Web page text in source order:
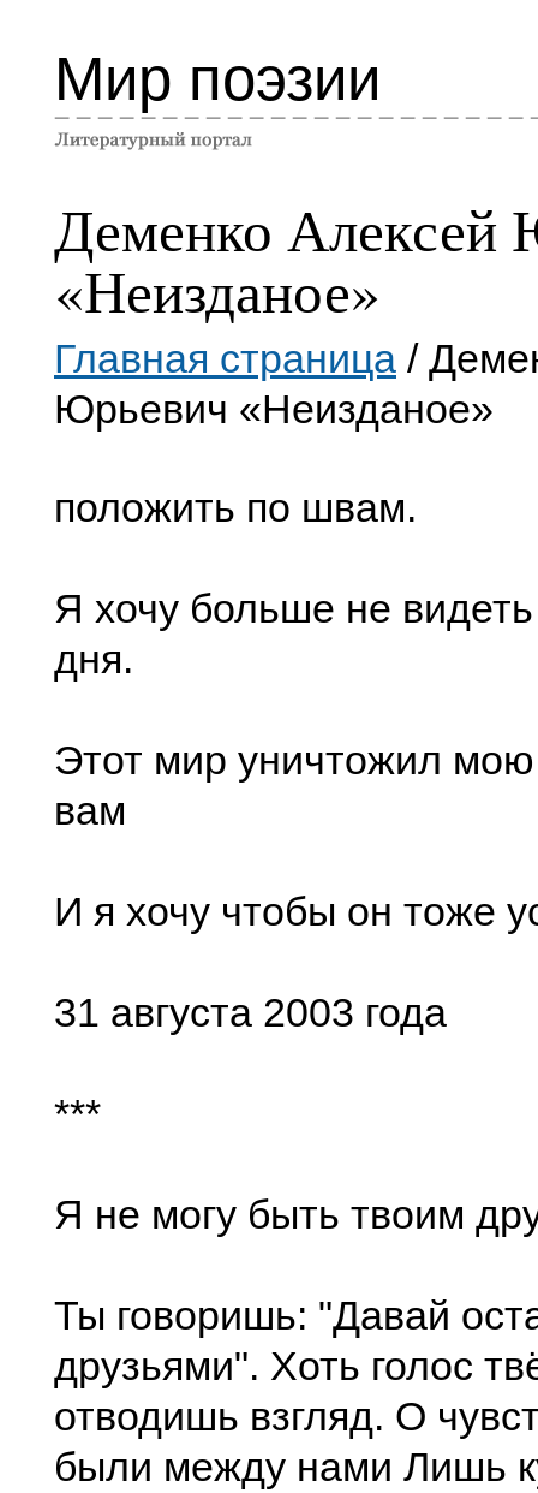
Мир поэзии
Деменко Алексей
«Неизданое»
Главная страница /
Юрьевич «Неизданое»
положить по швам.
Я хочу больше не видеть
дня.
Этот мир уничтожил
вам
И я хочу чтобы он тоже
31 августа 2003 года
***
Я не могу быть твоим
Ты говоришь: "Давай
друзьями". Хоть голос
отводишь взгляд. О
были между нами Лишь